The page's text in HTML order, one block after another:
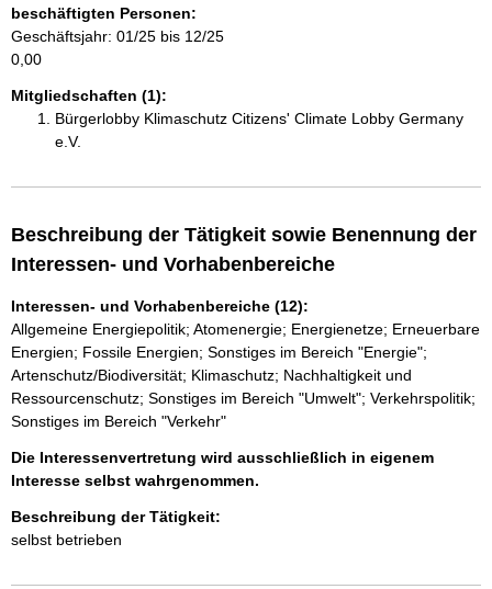
beschäftigten Personen:
Geschäftsjahr: 01/25 bis 12/25
0,00
Mitgliedschaften (1):
Bürgerlobby Klimaschutz Citizens' Climate Lobby Germany
e.V.
Beschreibung der Tätigkeit sowie Benennung der
Interessen- und Vorhabenbereiche
Interessen- und Vorhabenbereiche (12):
Allgemeine Energiepolitik; Atomenergie; Energienetze; Erneuerbare
Energien; Fossile Energien; Sonstiges im Bereich "Energie";
Artenschutz/Biodiversität; Klimaschutz; Nachhaltigkeit und
Ressourcenschutz; Sonstiges im Bereich "Umwelt"; Verkehrspolitik;
Sonstiges im Bereich "Verkehr"
Die Interessenvertretung wird ausschließlich in eigenem
Interesse selbst wahrgenommen.
Beschreibung der Tätigkeit:
selbst betrieben